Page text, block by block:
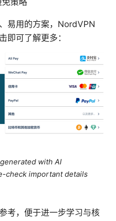
策略
易用的方案，NordVPN
即可了解更多：
with AI
check important details
考，便于进一步学习与核